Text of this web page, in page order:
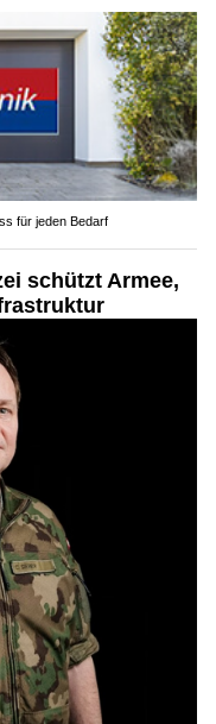
für jeden Bedarf
schützt Armee,